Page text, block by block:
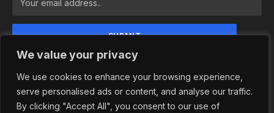
We value your privacy
We use cookies to enhance your browsing experience,
serve personalised ads or content, and analyse our traffic.
By clicking "Accept All", you consent to our use of
By signing up, you agree to the our terms and our
Privacy Policy agreement.